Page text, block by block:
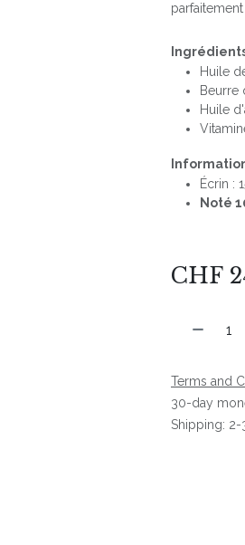
Huile
Beurre
Huile
Écrin :
Noté
CHF
Terms and
30-day
Shipping: 2-